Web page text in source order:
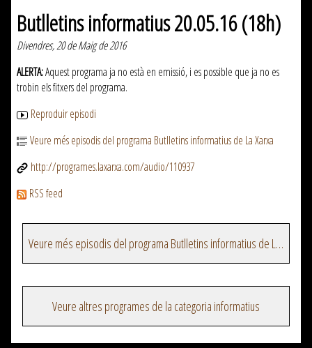
Butlletins informatius 20.05.16 (18h)
Divendres, 20 de Maig de 2016
ALERTA:Aquest programa ja no està en emissió, i es possible que ja no es
trobin els fitxers del programa.
Reproduir episodi
Veure més episodis del programa Butlletins informatius de La Xarxa
http://programes.laxarxa.com/audio/110937
RSS feed
Veure més episodis del programa Butlletins informatius de La Xarxa
Veure altres programes de la categoria informatius